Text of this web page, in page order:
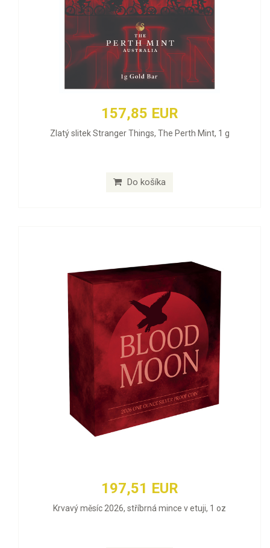
157,85 EUR
Zlatý slitek Stranger Things, The Perth Mint, 1 g
Do košíka
197,51 EUR
Krvavý měsíc 2026, stříbrná mince v etuji, 1 oz